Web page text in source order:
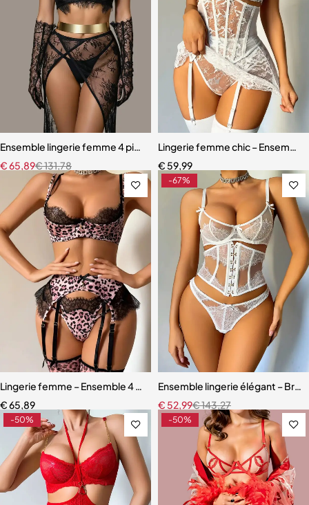
Ensemble lingerie femme 4 pièces – Dentelle noire avec soutien-
€131,78
€65,89
Lingerie femme chic –
€ 59,99
Lingerie femme – Ensemble 4 pièces avec bas assortis et dentelle
€65,89
-67%
Ensemble lingerie élégant –
€143,27
€ 52,99
-50% -50%